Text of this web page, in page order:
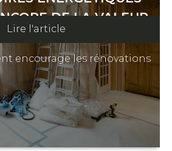
DE LA VALEUR
encourage les rénovations
Lire l'article